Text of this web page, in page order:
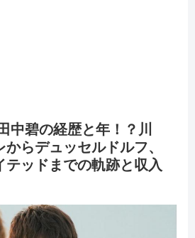
中碧の経歴と年！？川
らデュッセルドルフ、
テッドまでの軌跡と収入